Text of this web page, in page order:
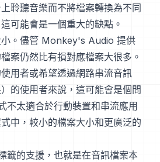
聆聽音樂而不將檔案轉換為不同
可能會是一個重大的缺點。
小。儘管 Monkey's Audio 提供
案仍然比有損對應檔案大很多。
用者或希望透過網路串流音訊
）的使用者來說，這可能會是個問
不太適合於行動裝置和串流應用
中，較小的檔案大小和更廣泛的
籤的支援，也就是在音訊檔案本